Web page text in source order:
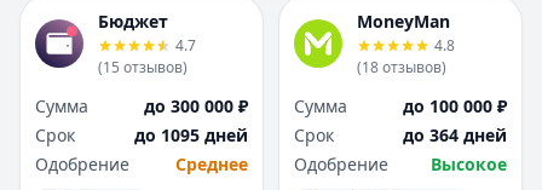
Бюджет
4.7
(15 отзывов)
Сумма
до 300 000 ₽
Срок
до 1095 дней
Одобрение
Среднее
MoneyMan
4.8
(18отзывов)
Сумма
до 100 000 ₽
Срок
до 364 дней
Одобрение
Высокое